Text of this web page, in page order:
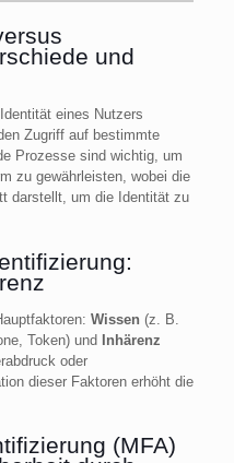
und
eines Nutzers
Zugriff auf bestimmte
Prozesse sind wichtig, um
zu gewährleisten, wobei die
darstellt, um die Identität zu
Wissen (z. B.
Token) und Inhärenz
oder
dieser Faktoren erhöht die
(MFA)